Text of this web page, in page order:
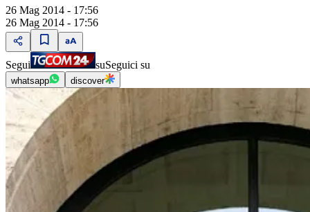
26 Mag 2014 - 17:56
26 Mag 2014 - 17:56
Segui suSeguici su
whatsapp discover